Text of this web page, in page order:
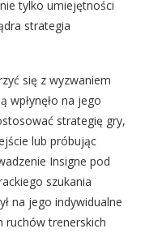
tylko umiejętności
strategia
się z wyzwaniem
wpłynęło na jego
strategię gry,
lub próbując
Insigne pod
szukania
na jego indywidualne
ruchów trenerskich